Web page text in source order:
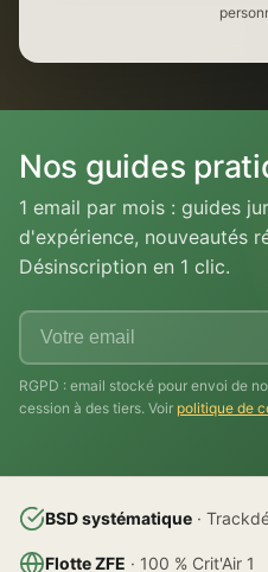
Nos guides
1 email par mois : guides
d'expérience, nouveautés
Désinscription en 1 clic.
RGPD : email stocké pour envoi de
cession à des tiers. Voir politique de
BSD systématique ·
Flotte ZFE · 100 % Crit'Air 1